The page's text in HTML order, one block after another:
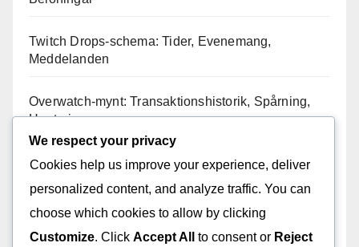
Twitch Drops-schema: Tider, Evenemang,
Meddelanden
Overwatch-mynt: Transaktionshistorik, Spårning,
Hantering
Battle Pass Belöningar: Nivåer, Utmaningar,
Twitch Drops Skins: Teman, Stilar,
Karaktärsspecifika
We respect your privacy
Cookies help us improve your experience, deliver
personalized content, and analyze traffic. You can
choose which cookies to allow by clicking
Customize. Click Accept All to consent or Reject